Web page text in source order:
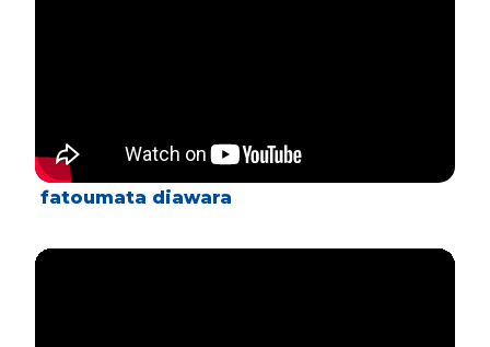
fatoumata diawara